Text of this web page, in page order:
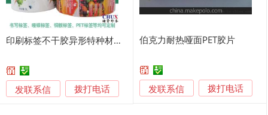
印刷标签不干胶异形特种材料储贤印务
发联系信 拨打电话
伯克力耐热哑面PET胶片
发联系信 拨打电话